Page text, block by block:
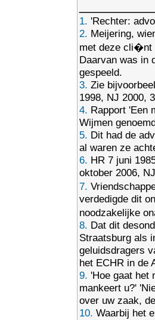
1. 'Rechter:
2. Meijering,
met deze cli�nt
Daarvan was in
gespeeld.
3. Zie
1998, NJ 2000,
4. Rapport 'Een
Wijmen
5. Dit had de
al waren ze
6. HR 7 juni
oktober 2006,
7.
verdedigde dit
noodzakelijke
8. Dat dit
Straatsburg als
geluidsdragers
het ECHR in de
9. 'Hoe gaat het
mankeert u?'
over uw zaak,
10. Waarbij het